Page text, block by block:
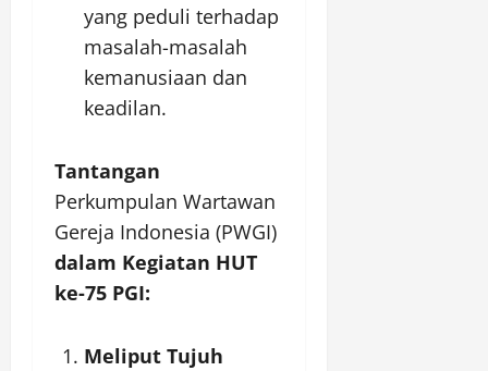
yang peduli terhadap
masalah-masalah
kemanusiaan dan
keadilan.
Tantangan
Perkumpulan Wartawan
Gereja Indonesia (PWGI)
dalam Kegiatan HUT
ke-75 PGI:
Meliput Tujuh